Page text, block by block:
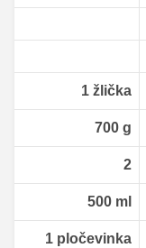
1žlička
700g
2
500ml
1pločevinka